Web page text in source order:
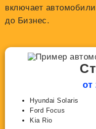
включает
до Бизнес.
от
Hyundai Solaris
Ford Focus
Kia Rio